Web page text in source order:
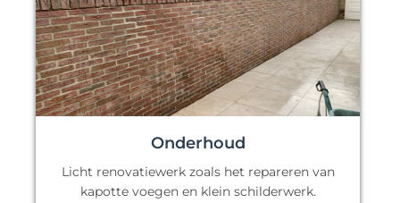
Onderhoud
Licht renovatiewerk zoals het repareren van
kapotte voegen en klein schilderwerk.